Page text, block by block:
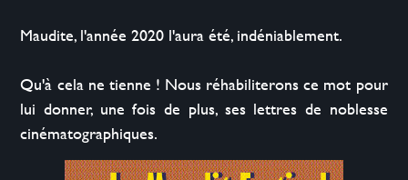
Maudite, l'année 2020 l'aura été, indéniablement.
Qu'à cela ne tienne ! Nous réhabiliterons ce mot pour
lui donner, une fois de plus, ses lettres de noblesse
cinématographiques.